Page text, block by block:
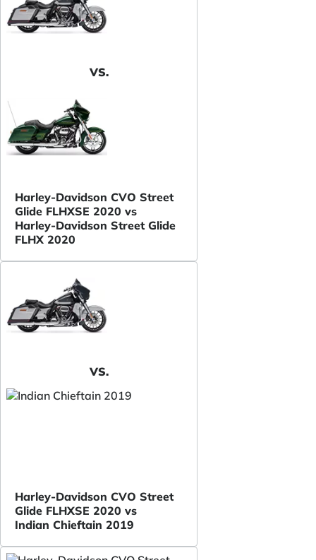
VS.
Harley-Davidson CVO Street
Glide FLHXSE 2020 vs
Harley-Davidson Street Glide
FLHX 2020
VS.
Harley-Davidson CVO Street
Glide FLHXSE 2020 vs
Indian Chieftain 2019